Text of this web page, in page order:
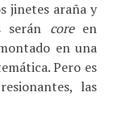
jinetes araña y
serán coreen
en una
Pero es
las